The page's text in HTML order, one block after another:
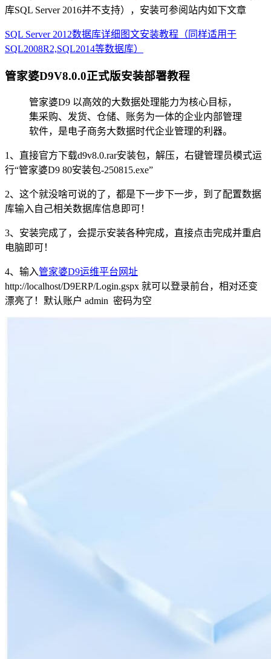
库SQL Server 2016并不支持），安装可参阅站内如下文章
SQL Server 2012数据库详细图文安装教程（同样适用于
SQL2008R2,SQL2014等数据库）
管家婆D9V8.0.0正式版安装部署教程
管家婆D9 以高效的大数据处理能力为核心目标，
集采购、发货、仓储、账务为一体的企业内部管理
软件，是电子商务大数据时代企业管理的利器。
1、直接官方下载d9v8.0.rar安装包，解压，右键管理员模式运
行“管家婆D9 80安装包-250815.exe”
2、这个就没啥可说的了，都是下一步下一步，到了配置数据
库输入自己相关数据库信息即可！
3、安装完成了，会提示安装各种完成，直接点击完成并重启
电脑即可！
4、输入管家婆D9运维平台网址
http://localhost/D9ERP/Login.gspx 就可以登录前台，相对还变
漂亮了！默认账户 admin 密码为空